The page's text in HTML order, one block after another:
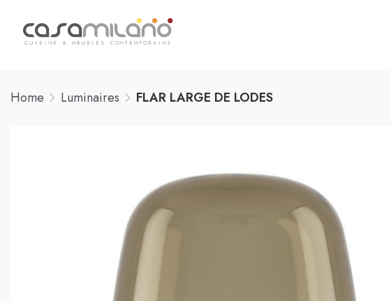
Home Luminaires FLAR LARGE DE LODES